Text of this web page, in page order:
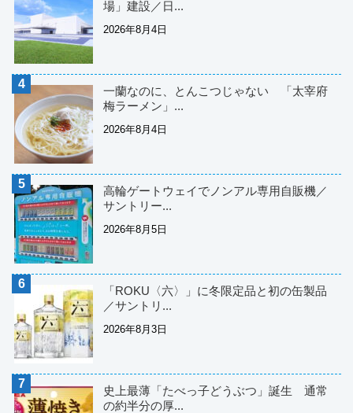
場」建設／日...
2026年8月4日
一蘭なのに、とんこつじゃない 「太宰府
梅ラーメン」...
2026年8月4日
高輪ゲートウェイでノンアル専用自販機／
サントリー...
2026年8月5日
「ROKU〈六〉」に冬限定品と初の缶製品
／サントリ...
2026年8月3日
史上最薄「たべっ子どうぶつ」誕生 通常
の約半分の厚...